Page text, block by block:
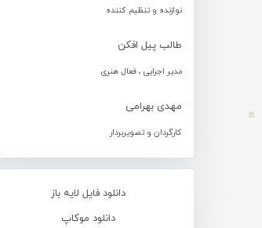
نوازنده و تنظیم کننده
طالب پیل افکن
مدیر اجرایی ، فعال هنری
مهدی بهرامی
کارگردان و تصویربردار
دانلود فایل لایه باز
دانلود موکاپ